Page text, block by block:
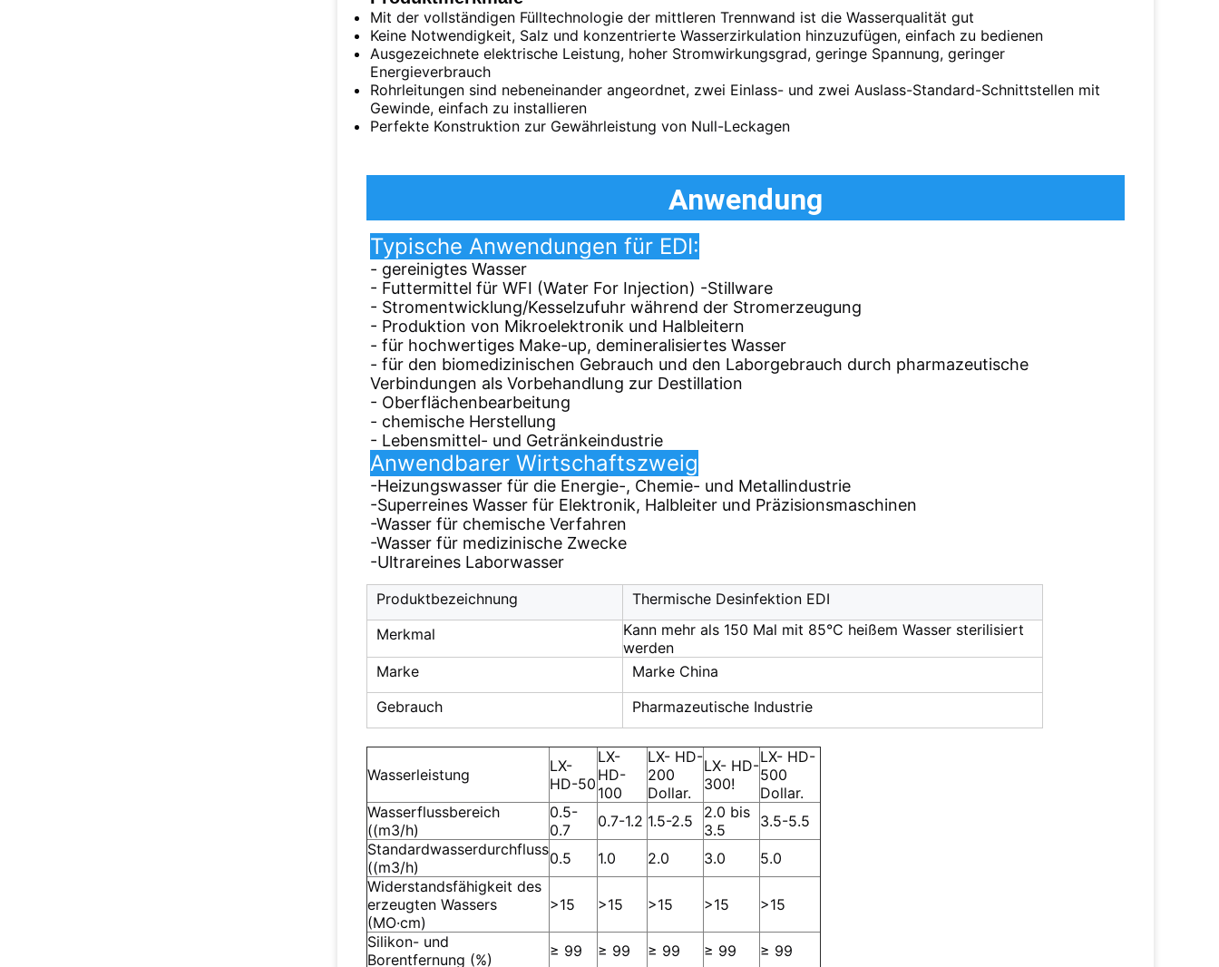
Mit der vollständigen Fülltechnologie der mittleren Trennwand ist die Wasserqualität gut
Keine Notwendigkeit, Salz und konzentrierte Wasserzirkulation hinzuzufügen, einfach zu bedienen
Ausgezeichnete elektrische Leistung, hoher Stromwirkungsgrad, geringe Spannung, geringer
Energieverbrauch
Rohrleitungen sind nebeneinander angeordnet, zwei Einlass- und zwei Auslass-Standard-Schnittstellen mit
Gewinde, einfach zu installieren
Perfekte Konstruktion zur Gewährleistung von Null-Leckagen
Anwendung
Typische Anwendungen für EDI:
- gereinigtes Wasser
- Futtermittel für WFI (Water For Injection) -Stillware
- Stromentwicklung/Kesselzufuhr während der Stromerzeugung
- Produktion von Mikroelektronik und Halbleitern
- für hochwertiges Make-up, demineralisiertes Wasser
- für den biomedizinischen Gebrauch und den Laborgebrauch durch pharmazeutische
Verbindungen als Vorbehandlung zur Destillation
- Oberflächenbearbeitung
- chemische Herstellung
- Lebensmittel- und Getränkeindustrie
Anwendbarer Wirtschaftszweig
-Heizungswasser für die Energie-, Chemie- und Metallindustrie
-Superreines Wasser für Elektronik, Halbleiter und Präzisionsmaschinen
-Wasser für chemische Verfahren
-Wasser für medizinische Zwecke
-Ultrareines Laborwasser
Produktbezeichnung
Thermische Desinfektion EDI
Merkmal
Kann mehr als 150 Mal mit 85°C heißem Wasser sterilisiert
werden
Marke
Marke China
Gebrauch
Pharmazeutische Industrie
Wasserleistung
LX-
HD-50
LX-
HD-
100
LX- HD-
200
Dollar.
LX- HD-
300!
LX- HD-
500
Dollar.
Wasserflussbereich
((m3/h)
0.5-
0.7
0.7-1.2 1.5-2.5
2.0 bis
3.5
3.5-5.5
Standardwasserdurchfluss
((m3/h)
0.5 1.0 2.0 3.0
5.0
Widerstandsfähigkeit des
erzeugten Wassers
(MO·cm)
>15 >15 >15 >15 >15
Silikon- und
Borentfernung (%)
≥ 99 ≥ 99 ≥ 99 ≥ 99 ≥ 99